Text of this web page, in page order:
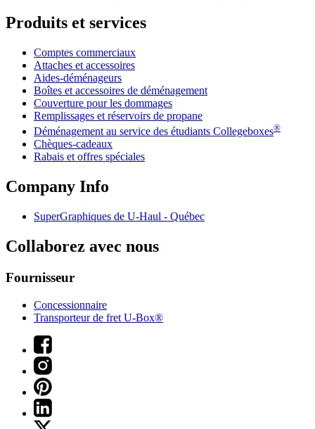
Produits et services
Comptes commerciaux
Attaches et accessoires
Aides-déménageurs
Boîtes et accessoires de déménagement
Couverture pour les dommages
Remplissages et réservoirs de propane
Déménagement au service des étudiants Collegeboxes®
Chèques-cadeaux
Rabais et offres spéciales
Company Info
SuperGraphiques de U-Haul - Québec
Collaborez avec nous
Fournisseur
Concessionnaire
Transporteur de fret U-Box®